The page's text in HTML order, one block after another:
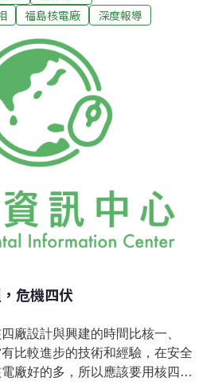
以下三階段：§ 第一階段為濕式
放在電廠內用過核燃料水池中一
冷卻。§ 第二階段為乾式貯存：
中經多年冷卻以後，其殘餘熱及
此可將其自水池中移出，於電廠
以進行用過核燃料的乾式貯存。§
終處置：在乾式貯存期間，可以
行再處理以回收鈾與鈽等可利用
生的高放射性廢棄物，使其與人
然而
福島核電廠 深度報導
危機四伏
廠設計與興建的時間比核一、
比較進步的技術和經驗，在安全
廠好的多，所以應該要用核四來